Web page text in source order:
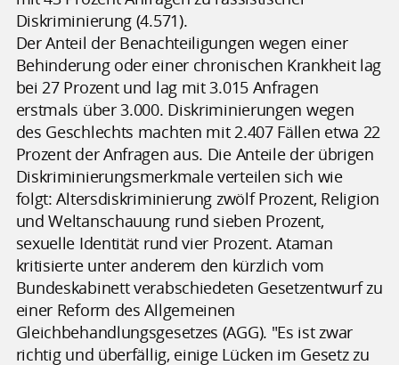
Diskriminierung (4.571).
Der Anteil der Benachteiligungen wegen einer
Behinderung oder einer chronischen Krankheit lag
bei 27 Prozent und lag mit 3.015 Anfragen
erstmals über 3.000. Diskriminierungen wegen
des Geschlechts machten mit 2.407 Fällen etwa 22
Prozent der Anfragen aus. Die Anteile der übrigen
Diskriminierungsmerkmale verteilen sich wie
folgt: Altersdiskriminierung zwölf Prozent, Religion
und Weltanschauung rund sieben Prozent,
sexuelle Identität rund vier Prozent. Ataman
kritisierte unter anderem den kürzlich vom
Bundeskabinett verabschiedeten Gesetzentwurf zu
einer Reform des Allgemeinen
Gleichbehandlungsgesetzes (AGG). "Es ist zwar
richtig und überfällig, einige Lücken im Gesetz zu